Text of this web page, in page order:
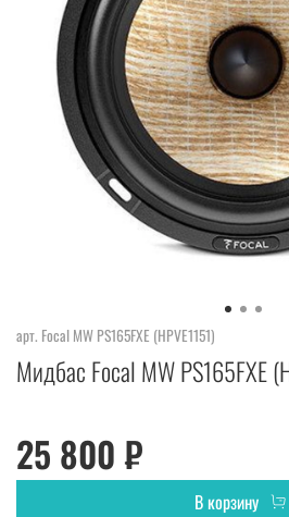
арт. Focal MW PS165FXE (HPVE1151)
Мидбас Focal MW PS165FXE
25 800 ₽
В корзину